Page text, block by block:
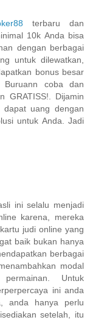
terbaru dan
10k Anda bisa
dengan berbagai
untuk dilewatkan,
bonus besar
coba dan
GRATISS!. Dijamin
uang dengan
untuk Anda. Jadi
ini selalu menjadi
karena, mereka
judi online yang
baik bukan hanya
berbagai
modal
Untuk
ini anda
anda hanya perlu
setelah, itu